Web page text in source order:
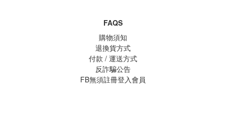
FAQS
購物須知
退換貨方式
付款 / 運送方式
反詐騙公告
FB無須註冊登入會員